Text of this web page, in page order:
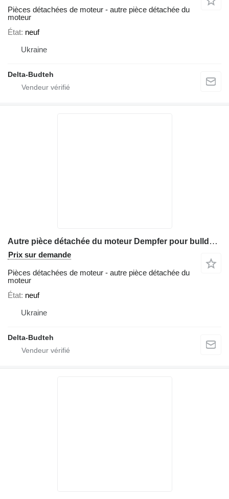
Pièces détachées de moteur - autre pièce détachée du
moteur
État neuf
Ukraine
Delta-Budteh
Autre pièce détachée du moteur Dempfer pour bulldozer Komatsu D65
Prix sur demande
Pièces détachées de moteur - autre pièce détachée du
moteur
État neuf
Ukraine
Delta-Budteh